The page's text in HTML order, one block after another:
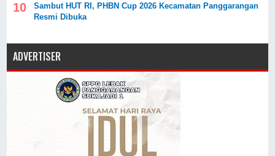
Sambut HUT RI, PHBN Cup 2026 Kecamatan Panggarangan
Resmi Dibuka
ADVERTISER